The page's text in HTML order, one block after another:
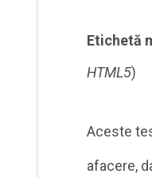
Etichetă
HTML5)
Aceste
afacere,